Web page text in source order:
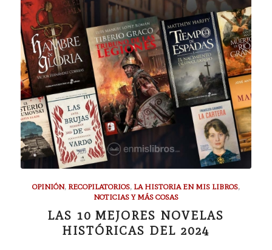
OPINIÓN, RECOPILATORIOS, LA HISTORIA EN MIS LIBROS,
NOTICIAS Y MÁS COSAS
LAS 10 MEJORES NOVELAS
HISTÓRICAS DEL 2024